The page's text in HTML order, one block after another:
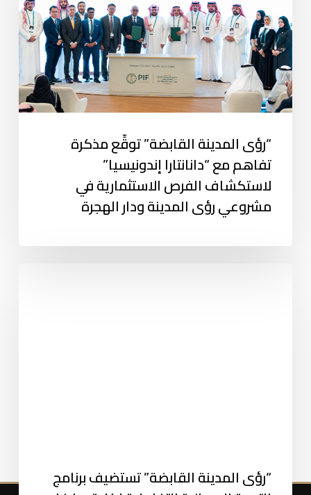
“رؤى المدينة القابضة” توقِّع مذكرة
تفاهم مع “دانانتارا إندونيسيا”
لاستكشاف الفرص الاستثمارية في
مشروعي رؤى المدينة ودار الهجرة
“رؤى المدينة القابضة” تستضيف برنامج